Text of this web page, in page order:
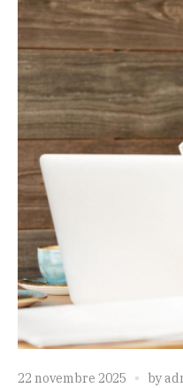
22 novembre 2025 by